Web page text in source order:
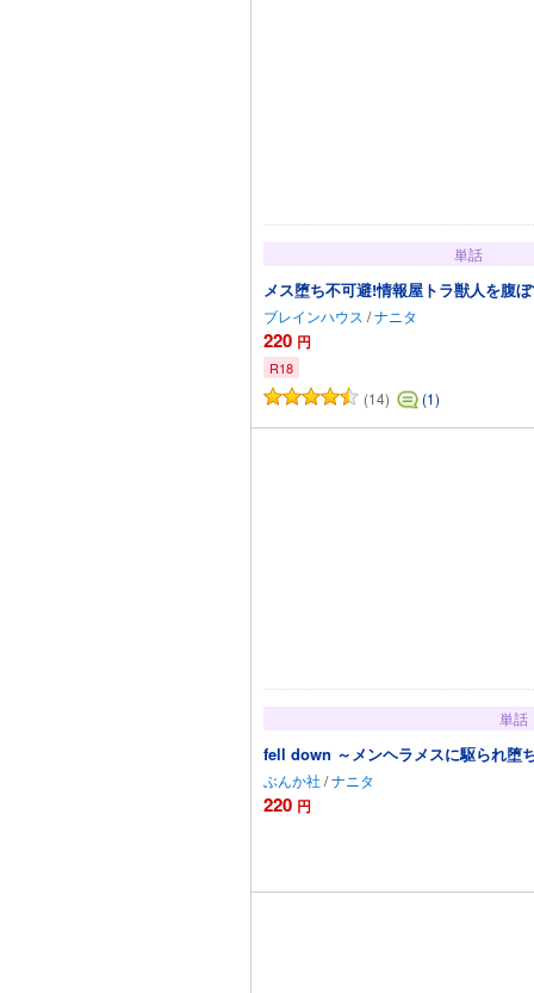
単話
メス堕ち不可避!情報屋トラ獣人を腹
ブレインハウス /ナニタ
220 円
R18
(14) (1)カートに追加
単話
fell down ～メンヘラメスに駆られ堕
ぶんか社 /ナニタ
220 円